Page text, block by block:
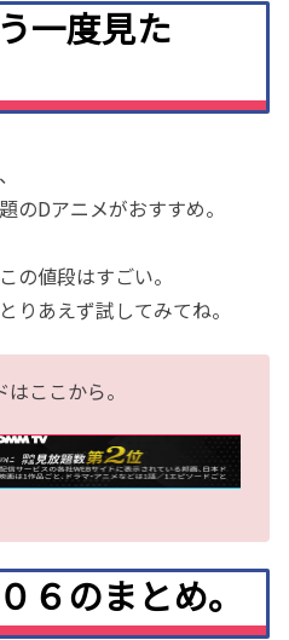
一度見た
のDアニメがおすすめ。
の値段はすごい。
りあえず試してみてね。
ここから。
６のまとめ。